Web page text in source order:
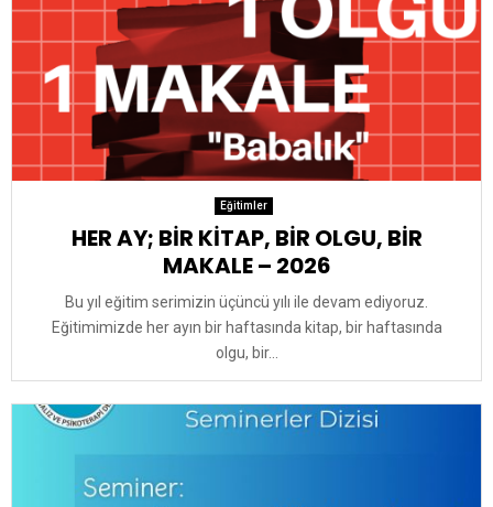
Eğitimler
HER AY; BİR KİTAP, BİR OLGU, BİR
MAKALE – 2026
Bu yıl eğitim serimizin üçüncü yılı ile devam ediyoruz.
Eğitimimizde her ayın bir haftasında kitap, bir haftasında
olgu, bir...